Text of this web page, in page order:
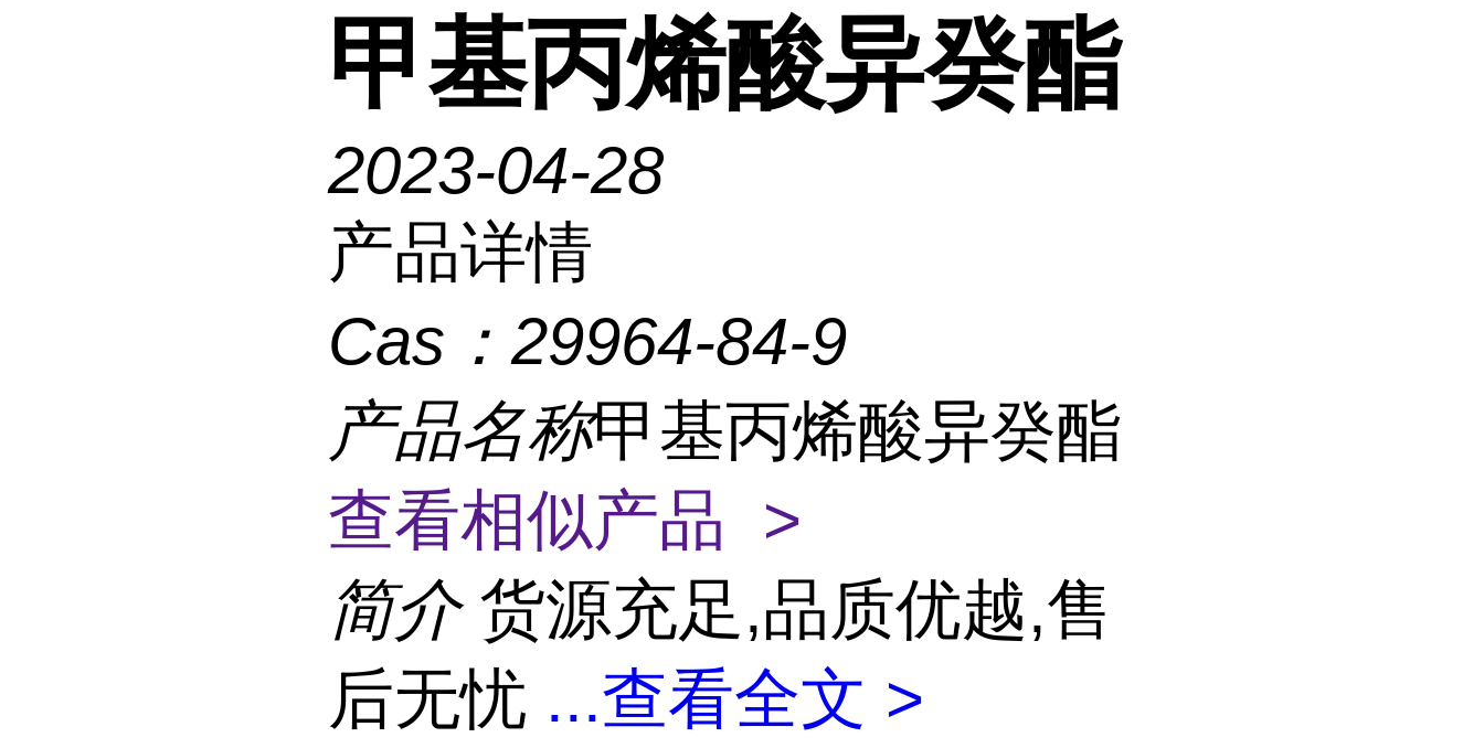
甲基丙烯酸异癸酯
2023-04-28
产品详情
Cas： 29964-84-9
产品名称甲基丙烯酸异癸酯
查看相似产品 >
简介 货源充足,品质优越,售
后无忧 ...查看全文 >